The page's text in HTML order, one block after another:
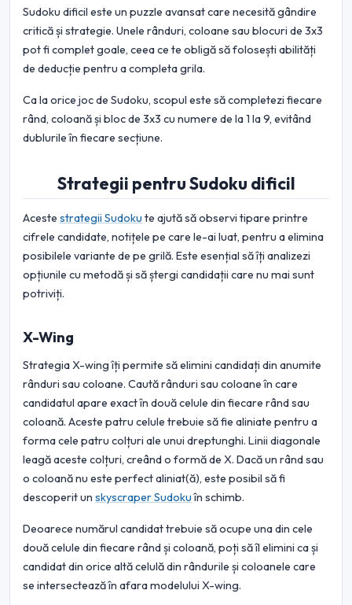
Sudoku dificil este un puzzle avansat care necesită gândire
critică și strategie. Unele rânduri, coloane sau blocuri de 3x3
pot fi complet goale, ceea ce te obligă să folosești abilități
de deducție pentru a completa grila.
Ca la orice joc de Sudoku, scopul este să completezi fiecare
rând, coloană și bloc de 3x3 cu numere de la 1 la 9, evitând
dublurile în fiecare secțiune.
Strategii pentru Sudoku dificil
Aceste strategii Sudoku te ajută să observi tipare printre
cifrele candidate, notițele pe care le-ai luat, pentru a elimina
posibilele variante de pe grilă. Este esențial să îți analizezi
opțiunile cu metodă și să ștergi candidații care nu mai sunt
potriviți.
X-Wing
Strategia X-wing îți permite să elimini candidați din anumite
rânduri sau coloane. Caută rânduri sau coloane în care
candidatul apare exact în două celule din fiecare rând sau
coloană. Aceste patru celule trebuie să fie aliniate pentru a
forma cele patru colțuri ale unui dreptunghi. Linii diagonale
leagă aceste colțuri, creând o formă de X. Dacă un rând sau
o coloană nu este perfect aliniat(ă), este posibil să fi
descoperit un skyscraper Sudokuîn schimb.
Deoarece numărul candidat trebuie să ocupe una din cele
două celule din fiecare rând și coloană, poți să îl elimini ca și
candidat din orice altă celulă din rândurile și coloanele care
se intersectează în afara modelului X-wing.